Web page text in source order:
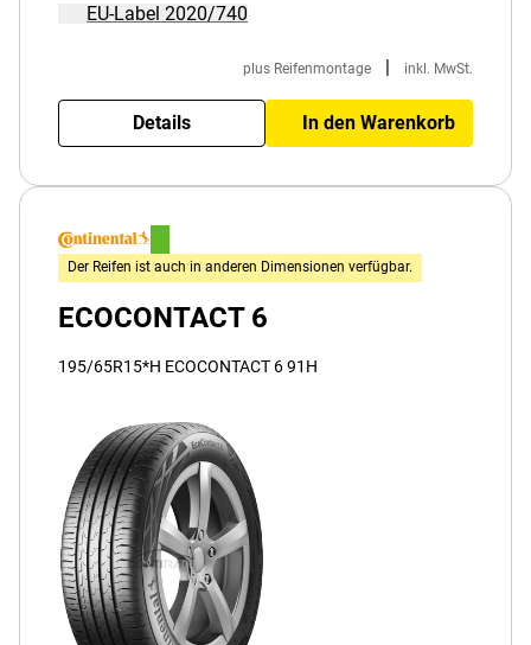
EU-Label 2020/740
plus Reifenmontage | inkl. MwSt.
Details In den Warenkorb
Der Reifen ist auch in anderen Dimensionen verfügbar.
ECOCONTACT 6
195/65R15*H ECOCONTACT 6 91H